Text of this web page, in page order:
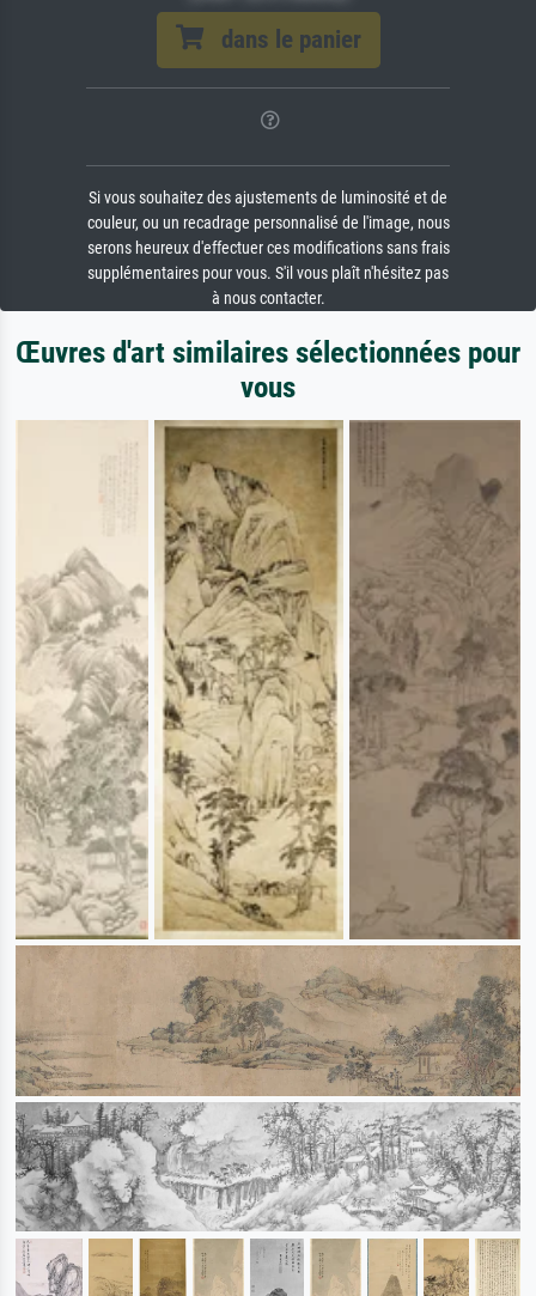
dans le panier
Si vous souhaitez des ajustements de luminosité et de
couleur, ou un recadrage personnalisé de l'image, nous
serons heureux d'effectuer ces modifications sans frais
supplémentaires pour vous. S'il vous plaît n'hésitez pas
à nous contacter.
Œuvres d'art similaires sélectionnées pour
vous